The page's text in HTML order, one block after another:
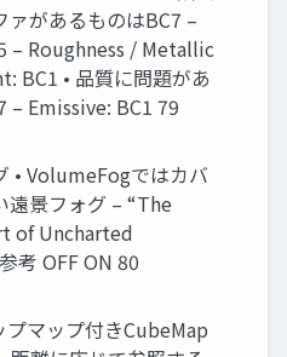
ァがあるものはBC7 –
– Roughness / Metallic
BC1 • 品質に問題があ
– Emissive: BC1 79
• VolumeFogではカバ
遠景フォグ – “The
of Uncharted
考 OFF ON 80
プマップ付きCubeMap